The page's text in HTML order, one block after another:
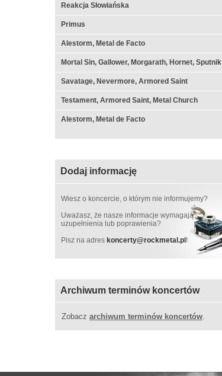
Reakcja Słowiańska
Primus
Alestorm, Metal de Facto
Mortal Sin, Gallower, Morgarath, Hornet, Sputnik
Savatage, Nevermore, Armored Saint
Testament, Armored Saint, Metal Church
Alestorm, Metal de Facto
Dodaj informację
Wiesz o koncercie, o którym nie informujemy?
Uważasz, że nasze informacje wymagają
uzupełnienia lub poprawienia?
Pisz na adres koncerty@rockmetal.pl!
Archiwum terminów koncertów
Zobacz archiwum terminów koncertów.